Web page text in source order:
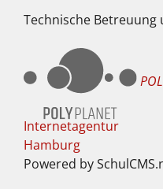
Technische Betreuung
Internetagentur
Hamburg
Powered by